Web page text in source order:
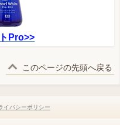
このページの先頭へ戻る
Pro>>
イバシーポリシー